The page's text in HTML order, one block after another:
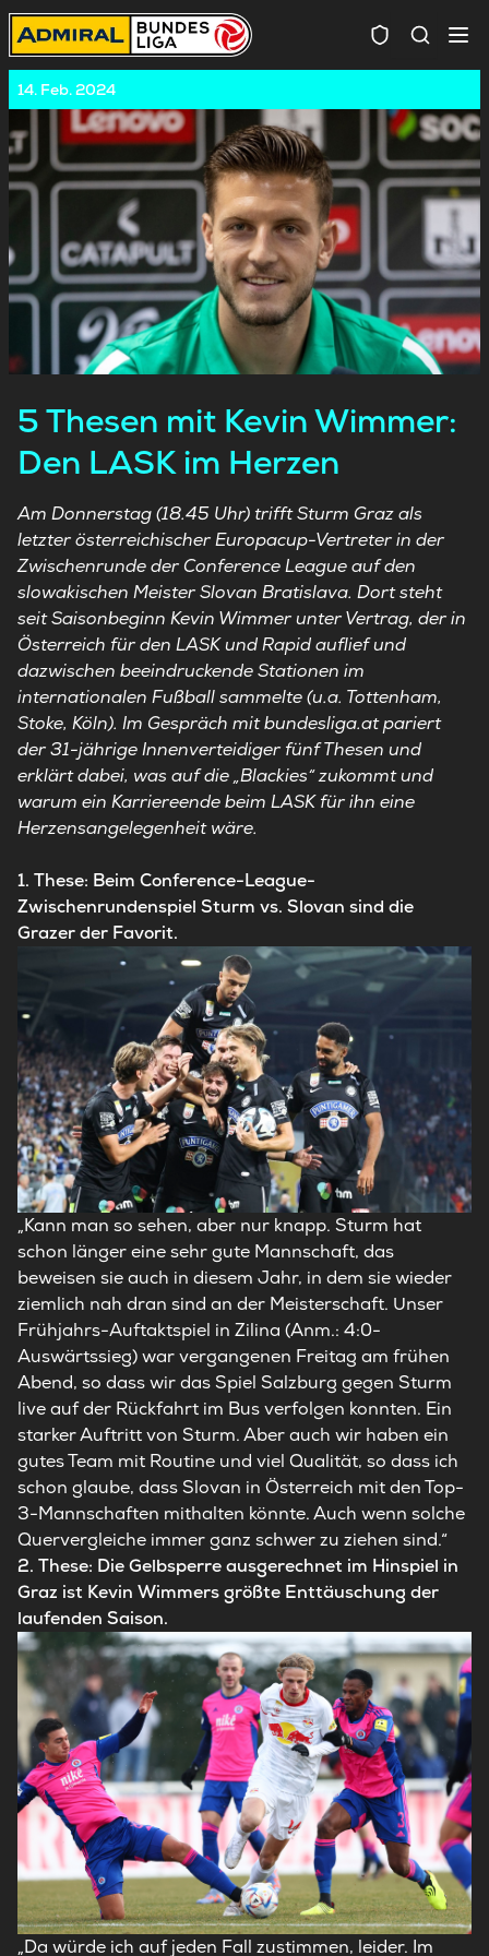
14. Feb. 2024
5 Thesen mit Kevin Wimmer:
Den LASK im Herzen
Am Donnerstag (18.45 Uhr) trifft Sturm Graz als
letzter österreichischer Europacup-Vertreter in der
Zwischenrunde der Conference League auf den
slowakischen Meister Slovan Bratislava. Dort steht
seit Saisonbeginn Kevin Wimmer unter Vertrag, der in
Österreich für den LASK und Rapid auflief und
dazwischen beeindruckende Stationen im
internationalen Fußball sammelte (u.a. Tottenham,
Stoke, Köln). Im Gespräch mit bundesliga.at pariert
der 31-jährige Innenverteidiger fünf Thesen und
erklärt dabei, was auf die „Blackies“ zukommt und
warum ein Karriereende beim LASK für ihn eine
Herzensangelegenheit wäre.
1. These: Beim Conference-League-
Zwischenrundenspiel Sturm vs. Slovan sind die
Grazer der Favorit.
„Kann man so sehen, aber nur knapp. Sturm hat
schon länger eine sehr gute Mannschaft, das
beweisen sie auch in diesem Jahr, in dem sie wieder
ziemlich nah dran sind an der Meisterschaft. Unser
Frühjahrs-Auftaktspiel in Zilina (Anm.: 4:0-
Auswärtssieg) war vergangenen Freitag am frühen
Abend, so dass wir das Spiel Salzburg gegen Sturm
live auf der Rückfahrt im Bus verfolgen konnten. Ein
starker Auftritt von Sturm. Aber auch wir haben ein
gutes Team mit Routine und viel Qualität, so dass ich
schon glaube, dass Slovan in Österreich mit den Top-
3-Mannschaften mithalten könnte. Auch wenn solche
Quervergleiche immer ganz schwer zu ziehen sind.“
2. These: Die Gelbsperre ausgerechnet im Hinspiel in
Graz ist Kevin Wimmers größte Enttäuschung der
laufenden Saison.
„Da würde ich auf jeden Fall zustimmen, leider. Im